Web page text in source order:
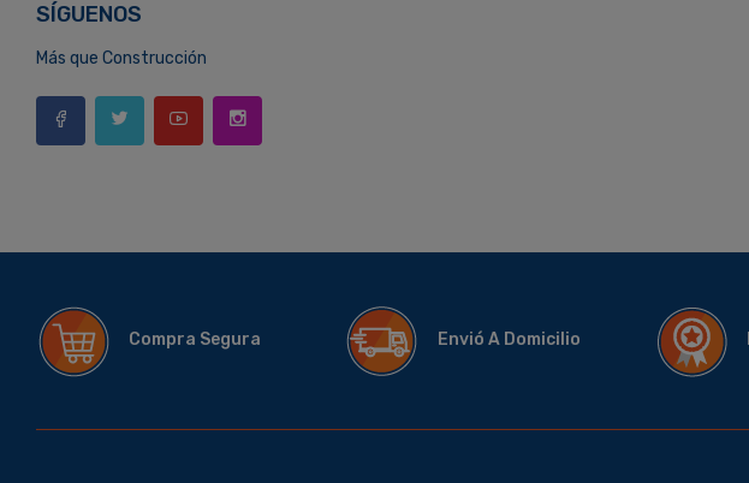
SÍGUENOS
Más que Construcción
Compra Segura Envió A Domicilio